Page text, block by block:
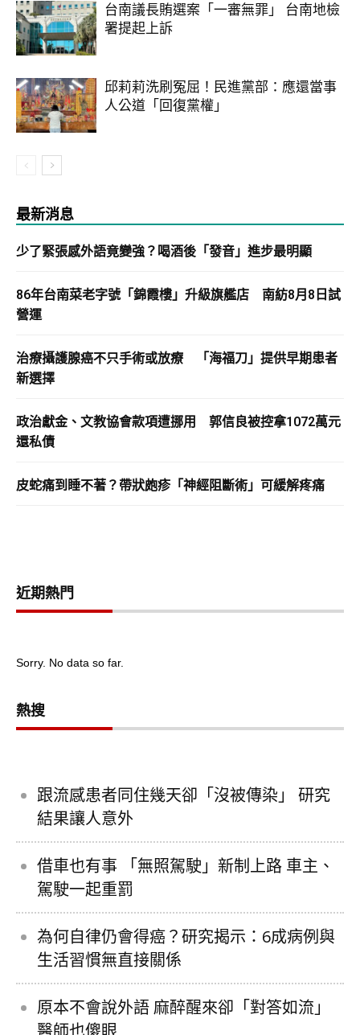
台南議長賄選案「一審無罪」 台南地檢
署提起上訴
邱莉莉洗刷冤屈！民進黨部：應還當事
人公道「回復黨權」
最新消息
少了緊張感外語竟變強？喝酒後「發音」進步最明顯
86年台南菜老字號「錦霞樓」升級旗艦店 南紡8月8日試
營運
治療攝護腺癌不只手術或放療 「海福刀」提供早期患者
新選擇
政治獻金、文教協會款項遭挪用 郭信良被控拿1072萬元
還私債
皮蛇痛到睡不著？帶狀皰疹「神經阻斷術」可緩解疼痛
近期熱門
Sorry. No data so far.
熱搜
跟流感患者同住幾天卻「沒被傳染」 研究
結果讓人意外
借車也有事 「無照駕駛」新制上路 車主、
駕駛一起重罰
為何自律仍會得癌？研究揭示：6成病例與
生活習慣無直接關係
原本不會說外語 麻醉醒來卻「對答如流」
醫師也傻眼